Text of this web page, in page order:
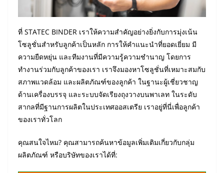
ที่ STATEC BINDER เราให้ความสำคัญอย่างยิ่งกับการมุ่งเน้น
โซลูชั่นสำหรับลูกค้าเป็นหลัก การให้คำแนะนำที่ยอดเยี่ยม มี
ความยืดหยุ่น และทีมงานที่มีความรู้ความชำนาญ โดยการ
ทำงานร่วมกับลูกค้าของเรา เราจึงมองหาโซลูชั่นที่เหมาะสมกับ
สภาพแวดล้อม และผลิตภัณฑ์ของลูกค้า ในฐานะผู้เชี่ยวชาญ
ด้านเครื่องบรรจุ และระบบจัดเรียงถุงวางบนพาเลท ในระดับ
สากลที่มีฐานการผลิตในประเทศออสเตรีย เราอยู่ที่นี่เพื่อลูกค้า
ของเราทั่วโลก
คุณสนใจไหม? คุณสามารถค้นหาข้อมูลเพิ่มเติมเกี่ยวกับกลุ่ม
ผลิตภัณฑ์ หรือบริษัทของเราได้ที่: